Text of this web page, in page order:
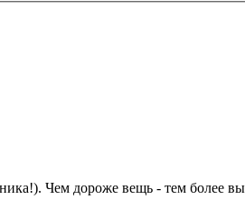
Чем дороже вещь - тем более